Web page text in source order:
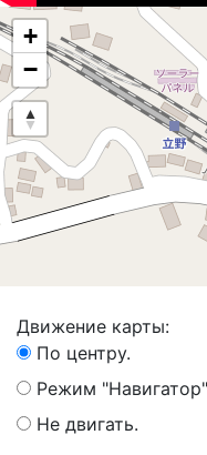
+
−
Движение карты:
По центру.
Режим
Не двигать.